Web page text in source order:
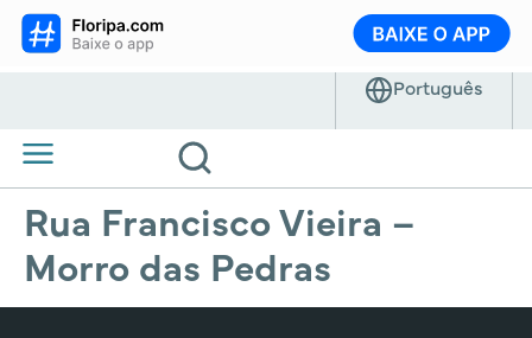
Rua Francisco Vieira –
Morro das Pedras